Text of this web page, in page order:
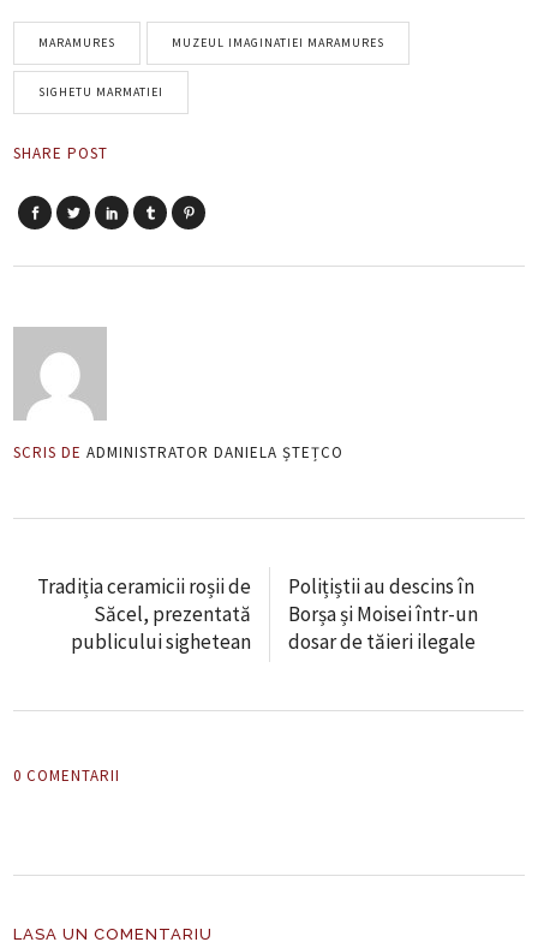
MARAMURES MUZEUL IMAGINATIEI MARAMURES
SIGHETU MARMATIEI
SHARE POST
SCRIS DE ADMINISTRATOR DANIELA ȘTEȚCO
Tradiția ceramicii roșii de
Săcel, prezentată
publicului sighetean
Polițiștii au descins în
Borșa și Moisei într-un
dosar de tăieri ilegale
0 COMENTARII
LASA UN COMENTARIU